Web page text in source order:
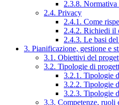
2.3.8.
2.4. Privacy
2.4.1. Come
2.4.2. Richiedi il
2.4.3. Le basi
3. Pianificazione, gestione e
3.1. Obiettivi del
3.2. Tipologie di
3.2.1. Tipologie
3.2.2. Tipologie
3.2.3. Tipologie
3.3. Competenze, ruoli